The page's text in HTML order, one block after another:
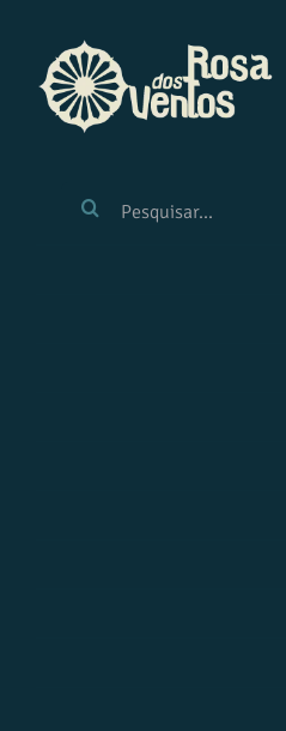
conteúdo
RESULTADOS